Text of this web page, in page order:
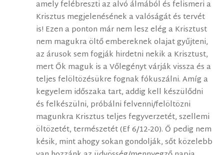
amely felébreszti az alvó álmából és felismeri a
Krisztus megjelenésének a valóságát és tervét
is! Ezen a ponton már nem lesz elég a Krisztust
nem magukra öltő embereknek olajat gyűjteni,
az árusok sem fogják hirdetni nekik a Krisztust,
mert Ők maguk is a Vőlegényt várják vissza és a
teljes felöltözésükre fognak fókuszálni. Amíg a
kegyelem időszaka tart, addig kell készülődni
és felkészülni, próbálni felvenni/felöltözni
magunkra Krisztus teljes fegyverzetét, szellemi
öltözetét, természetét (Ef 6/12-20). Ő pedig nem
késik, mint ahogy sokan gondolják, sőt közelebb